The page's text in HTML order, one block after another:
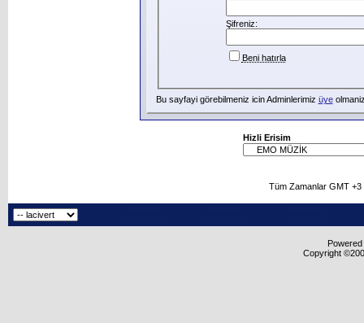
Şifreniz:
Beni hatırla
Bu sayfayi görebilmeniz icin Adminlerimiz üye
Hizli Erisim
Tüm Zamanlar GMT
Copyright